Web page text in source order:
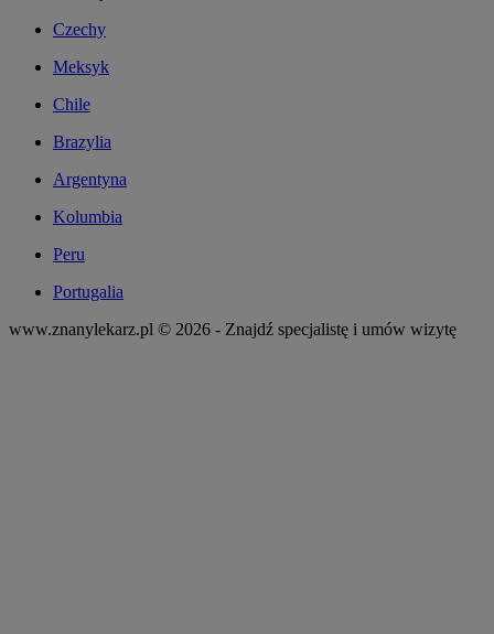
Czechy
Meksyk
Chile
Brazylia
Argentyna
Kolumbia
Peru
Portugalia
www.znanylekarz.pl © 2026 - Znajdź specjalistę i umów wizytę